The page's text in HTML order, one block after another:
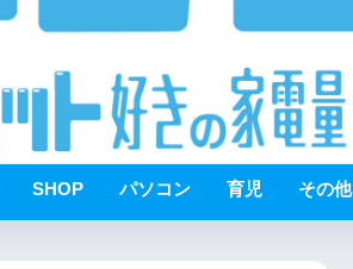
SHOP パソコン 育児 その他